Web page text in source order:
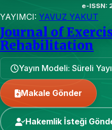
e-ISSN:
YAYIMCI: YAVUZ YAKUT
Journal of
Rehabilitation
Yayın Modeli: Süreli
Makale Gönder
Hakemlik İsteği